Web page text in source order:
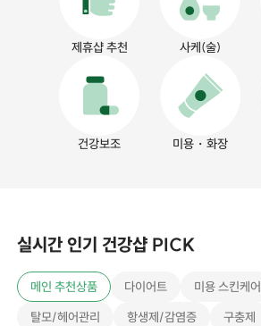
제휴샵 추천 사케(술)
건강보조 미용・화장
실시간 인기 건강샵 PICK
메인 추천상품 다이어트 미용 스킨케어
탈모/헤어관리
항생제/감염증 구충제